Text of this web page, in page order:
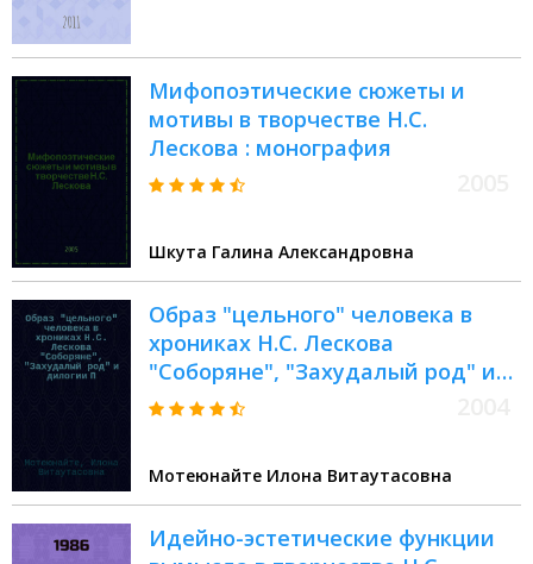
Мифопоэтические сюжеты и
мотивы в творчестве Н.С.
Лескова : монография
Шкута Галина Александровна
Образ "цельного" человека в
хрониках Н.С. Лескова
"Соборяне", "Захудалый род" и
дилогии П.И. Мельникова-
Мотеюнайте Илона Витаутасовна
Идейно-эстетические функции